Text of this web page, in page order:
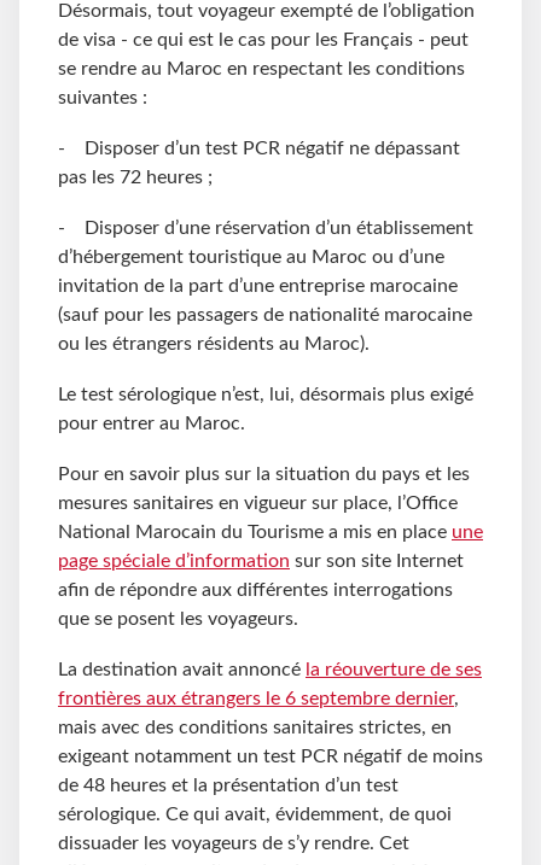
Désormais, tout voyageur exempté de l’obligation
de visa - ce qui est le cas pour les Français - peut
se rendre au Maroc en respectant les conditions
suivantes :
- Disposer d’un test PCR négatif ne dépassant
pas les 72 heures ;
- Disposer d’une réservation d’un établissement
d’hébergement touristique au Maroc ou d’une
invitation de la part d’une entreprise marocaine
(sauf pour les passagers de nationalité marocaine
ou les étrangers résidents au Maroc).
Le test sérologique n’est, lui, désormais plus exigé
pour entrer au Maroc.
Pour en savoir plus sur la situation du pays et les
mesures sanitaires en vigueur sur place, l’Office
National Marocain du Tourisme a mis en place une
page spéciale d’information sur son site Internet
afin de répondre aux différentes interrogations
que se posent les voyageurs.
La destination avait annoncé la réouverture de ses
frontières aux étrangers le 6 septembre dernier,
mais avec des conditions sanitaires strictes, en
exigeant notamment un test PCR négatif de moins
de 48 heures et la présentation d’un test
sérologique. Ce qui avait, évidemment, de quoi
dissuader les voyageurs de s’y rendre. Cet